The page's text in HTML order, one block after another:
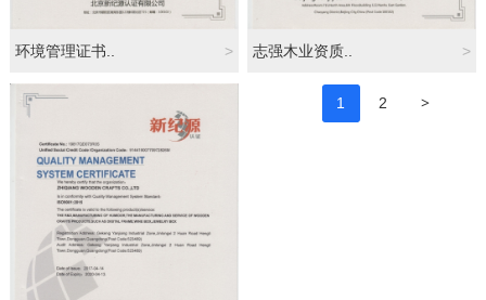
环境管理证书.. > 志强木业资质.. >
1 2 >